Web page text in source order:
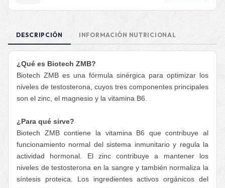
DESCRIPCIÓN INFORMACIÓN NUTRICIONAL
¿Qué es Biotech ZMB?
Biotech ZMB es una fórmula sinérgica para optimizar los
niveles de testosterona, cuyos tres componentes principales
son el zinc, el magnesio y la vitamina B6.
¿Para qué sirve?
Biotech ZMB contiene la vitamina B6 que contribuye al
funcionamiento normal del sistema inmunitario y regula la
actividad hormonal. El zinc contribuye a mantener los
niveles de testosterona en la sangre y también normaliza la
síntesis proteica. Los ingredientes activos orgánicos del